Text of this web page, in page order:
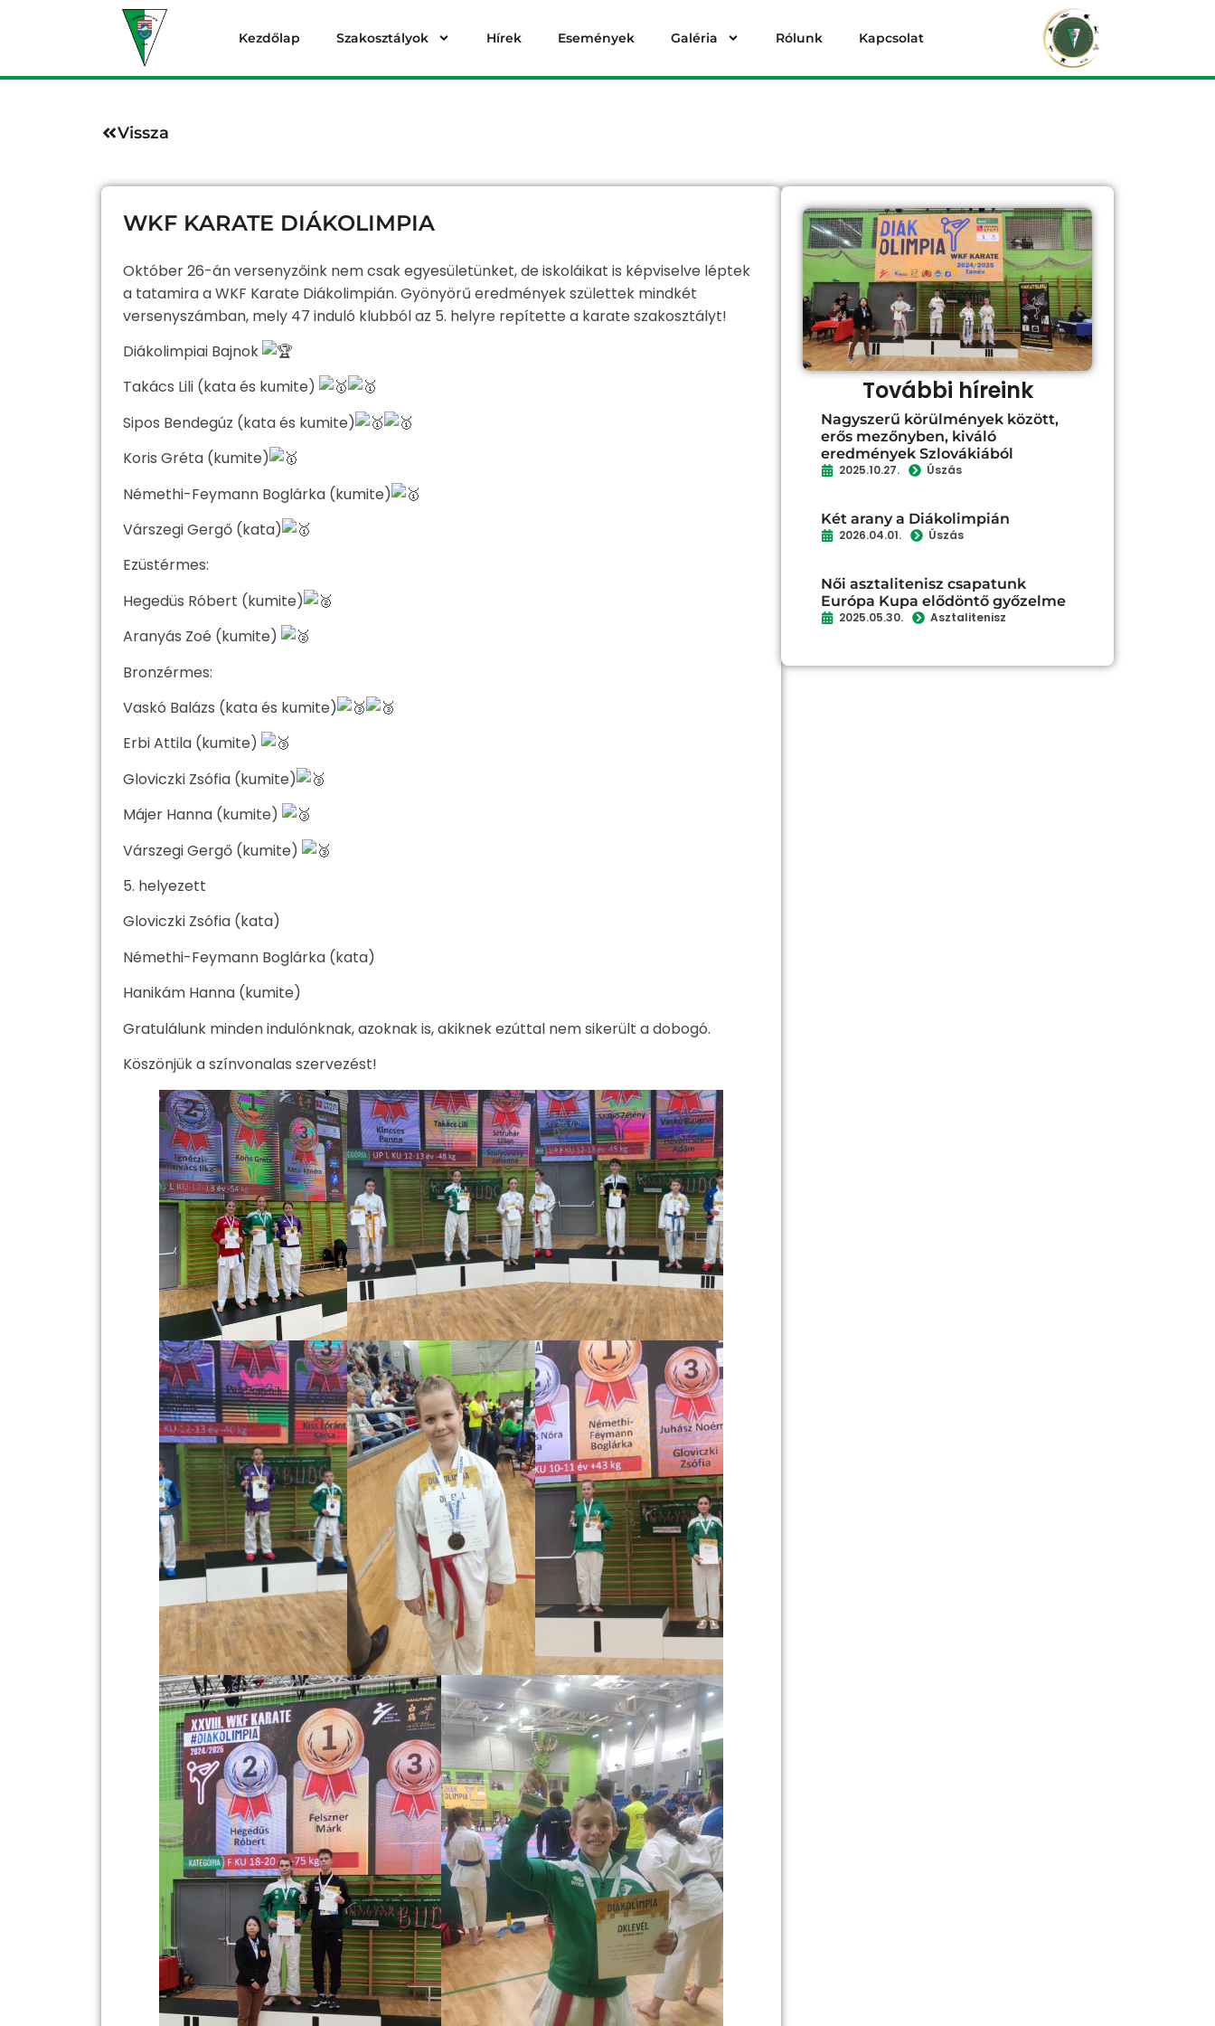
Kezdőlap Szakosztályok Hírek Események Galéria Rólunk Kapcsolat
Vissza
WKF KARATE DIÁKOLIMPIA
Október 26-án versenyzőink nem csak egyesületünket, de iskoláikat is képviselve léptek
a tatamira a WKF Karate Diákolimpián. Gyönyörű eredmények születtek mindkét
versenyszámban, mely 47 induló klubból az 5. helyre repítette a karate szakosztályt!
Diákolimpiai Bajnok
Takács Lili (kata és kumite)
Sipos Bendegúz (kata és kumite)
Koris Gréta (kumite)
Némethi-Feymann Boglárka (kumite)
Várszegi Gergő (kata)
Ezüstérmes:
Hegedüs Róbert (kumite)
Aranyás Zoé (kumite)
Bronzérmes:
Vaskó Balázs (kata és kumite)
Erbi Attila (kumite)
Gloviczki Zsófia (kumite)
Májer Hanna (kumite)
Várszegi Gergő (kumite)
5. helyezett
Gloviczki Zsófia (kata)
Némethi-Feymann Boglárka (kata)
Hanikám Hanna (kumite)
Gratulálunk minden indulónknak, azoknak is, akiknek ezúttal nem sikerült a dobogó.
Köszönjük a színvonalas szervezést!
További híreink
Nagyszerű körülmények között,
erős mezőnyben, kiváló
eredmények Szlovákiából
2025.10.27. Úszás
Két arany a Diákolimpián
2026.04.01. Úszás
Női asztalitenisz csapatunk
Európa Kupa elődöntő győzelme
2025.05.30. Asztalitenisz